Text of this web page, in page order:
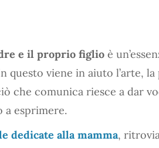
e il proprio figlio è
questo viene in aiuto l’arte,
che comunica riesce a dar
a esprimere.
dedicate alla mamma,